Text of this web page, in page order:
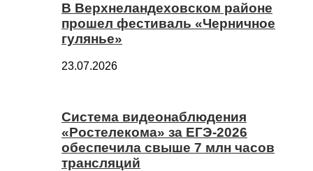
В Верхнеландеховском районе
прошел фестиваль «Черничное
гулянье»
23.07.2026
Система видеонаблюдения
«Ростелекома» за ЕГЭ-2026
обеспечила свыше 7 млн часов
трансляций